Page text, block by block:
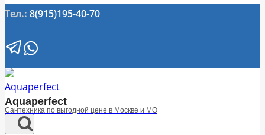
Тел.: 8(915)195-40-70
Aquaperfect
Сантехника по выгодной цене в Москве и МО